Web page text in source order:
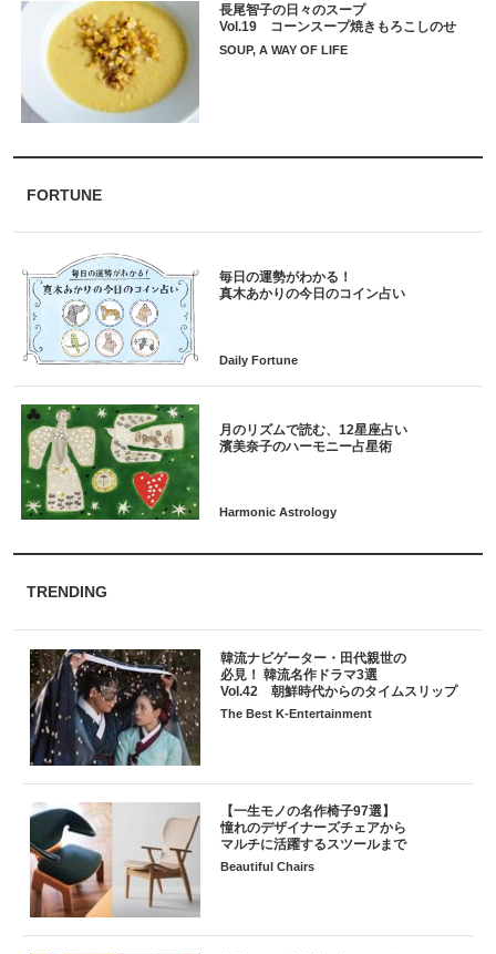
長尾智子の日々のスープ
Vol.19 コーンスープ焼きもろこしのせ
SOUP, A WAY OF LIFE
FORTUNE
毎日の運勢がわかる！
月のリズムで読む、12星座占い
TRENDING
韓流ナビゲーター・田代親世の
必見！ 韓流名作ドラマ3選
Vol.42 朝鮮時代からのタイムスリップ
The Best K-Entertainment
【一生モノの名作椅子97選】
憧れのデザイナーズチェアから
マルチに活躍するスツールまで
Beautiful Chairs